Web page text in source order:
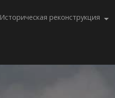
Историческая реконструкция